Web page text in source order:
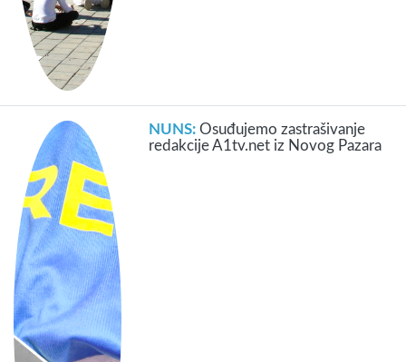
NUNS:Osuđujemo zastrašivanje
redakcije A1tv.net iz Novog Pazara